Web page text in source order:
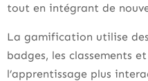
tout en intégrant de
La gamification utilise
badges, les classements
l’apprentissage plus